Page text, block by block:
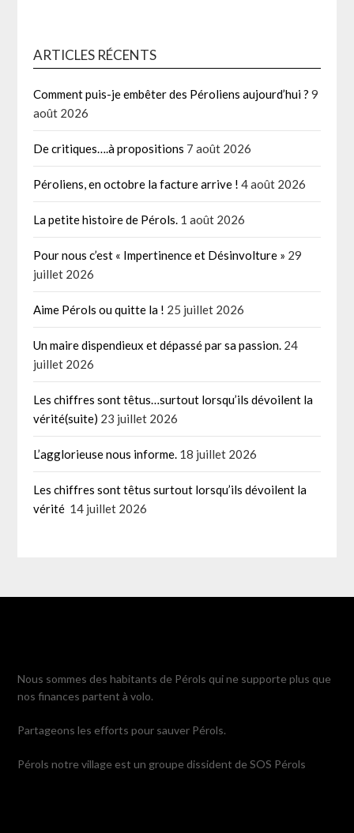
ARTICLES RÉCENTS
Comment puis-je embêter des Péroliens aujourd’hui ? 9
août 2026
De critiques….à propositions 7 août 2026
Péroliens, en octobre la facture arrive ! 4 août 2026
La petite histoire de Pérols. 1 août 2026
Pour nous c’est « Impertinence et Désinvolture » 29
juillet 2026
Aime Pérols ou quitte la ! 25 juillet 2026
Un maire dispendieux et dépassé par sa passion. 24
juillet 2026
Les chiffres sont têtus…surtout lorsqu’ils dévoilent la
vérité(suite) 23 juillet 2026
L’agglorieuse nous informe. 18 juillet 2026
Les chiffres sont têtus surtout lorsqu’ils dévoilent la
vérité 14 juillet 2026
Nous sommes des habitants de Pérols qui ne supporte plus que
nos finances partent à volo.
Partageons les efforts pour sauver Pérols.
Pérols notre village est un groupe dissident de SOS Pérols